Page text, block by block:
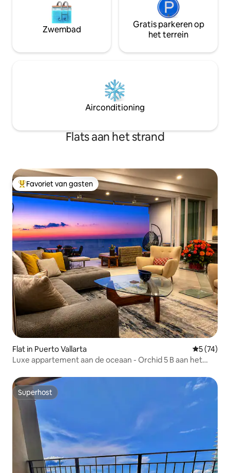
Zwembad
Gratis parkeren op
het terrein
Airconditioning
Flats aan het strand
Topfavoriet van gasten
Favoriet van gasten
Flat in Puerto Vallarta
5 (74)
Luxe appartement aan de oceaan - Orchid 5 B aan het
Superhost
Superhost